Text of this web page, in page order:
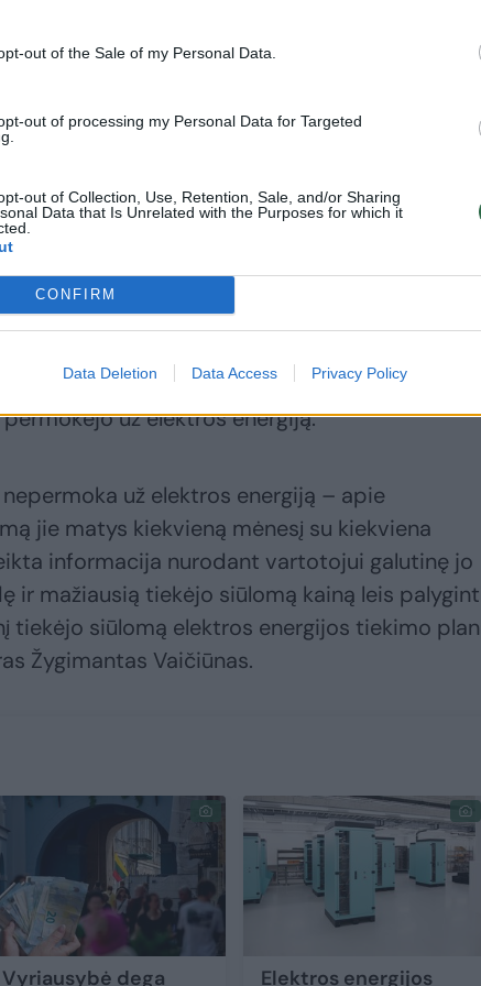
out of the Sale of my Personal Data.
out of processing my Personal Data for Targeted
out of Collection, Use, Retention, Sale, and/or Sharing
Data that Is Unrelated with the Purposes for which it
CONFIRM
Data Deletion Data Access Privacy Policy
reguliavimo tarybos kovo 5 d. skelbtais
elektros energijos tiekimo plano, 87
už elektros energiją.
už elektros energiją – apie
jie matys kiekvieną mėnesį su kiekviena
informacija nurodant vartotojui galutinę jo
ir mažiausią tiekėjo siūlomą kainą leis
siūlomą elektros energijos tiekimo
Žygimantas Vaičiūnas.
Vyriausybė dega Elektros energijos